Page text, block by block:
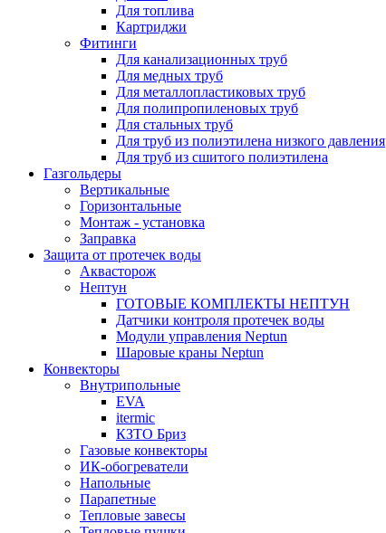
Для топлива
Картриджи
Фитинги
Для канализационных труб
Для медных труб
Для металлопластиковых труб
Для полипропиленовых труб
Для стальных труб
Для труб из полиэтилена низкого давления
Для труб из сшитого полиэтилена
Газгольдеры
Вертикальные
Горизонтальные
Монтаж - установка
Заправка
Защита от протечек воды
Аквасторож
Нептун
ГОТОВЫЕ КОМПЛЕКТЫ НЕПТУН
Датчики контроля протечек воды
Модули управления Neptun
Шаровые краны Neptun
Конвекторы
Внутрипольные
EVA
itermic
КЗТО Бриз
Газовые конвекторы
ИК-обогреватели
Напольные
Парапетные
Тепловые завесы